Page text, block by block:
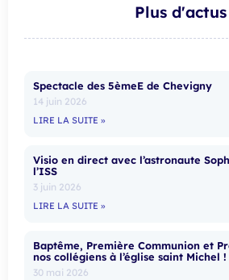
Plus d'actus
Spectacle des 5èmeE de Chevigny
14 juin 2026
LIRE LA SUITE »
Visio en direct avec l’astronaute
l’ISS
3 juin 2026
LIRE LA SUITE »
Baptême, Première Communion et
nos collégiens à l’église saint Michel !
30 mai 2026